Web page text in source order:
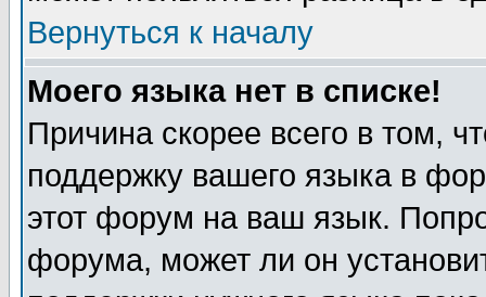
Вернуться к началу
Моего языка нет в списке!
Причина скорее всего в том,
поддержку вашего языка в
этот форум на ваш язык.
форума, может ли он